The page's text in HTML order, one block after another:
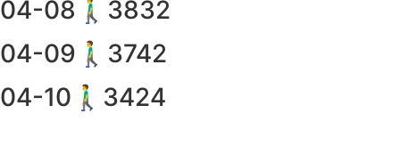
04-08🚶‍♂️3832
04-09🚶‍♂️3742
04-10🚶‍♂️3424